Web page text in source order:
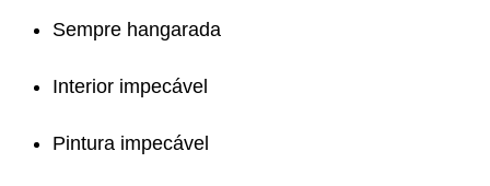
Sempre hangarada
Interior impecável
Pintura impecável